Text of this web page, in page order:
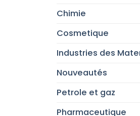
Chimie
Cosmetique
Industries des
Nouveautés
Petrole et gaz
Pharmaceutique